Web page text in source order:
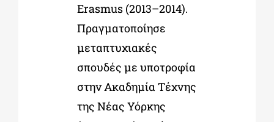
Erasmus (2013–2014).
Πραγματοποίησε
μεταπτυχιακές
σπουδές με υποτροφία
στην Ακαδημία Τέχνης
της Νέας Υόρκης